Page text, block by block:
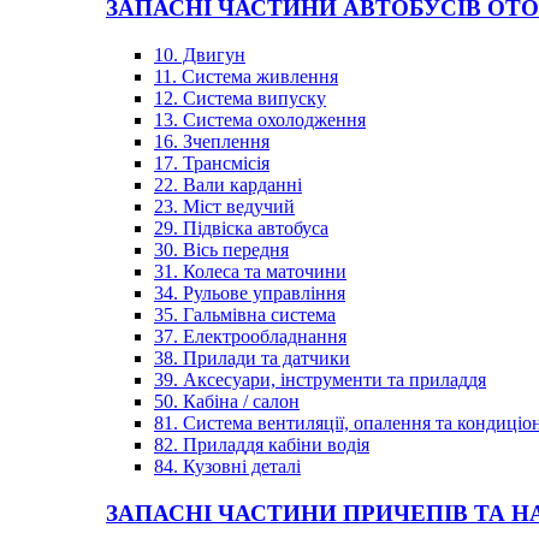
ЗАПАСНІ ЧАСТИНИ АВТОБУСІВ
10. Двигун
11. Система живлення
12. Система випуску
13. Система охолодження
16. Зчеплення
17. Трансмісія
22. Вали карданні
23. Міст ведучий
29. Підвіска автобуса
30. Вісь передня
31. Колеса та маточини
34. Рульове управління
35. Гальмівна система
37. Електрообладнання
38. Прилади та датчики
39. Аксесуари, інструменти та приладдя
50. Кабіна / салон
81. Система вентиляції, опалення та
82. Приладдя кабіни водія
84. Кузовні деталі
ЗАПАСНІ ЧАСТИНИ ПРИЧЕПІВ ТА